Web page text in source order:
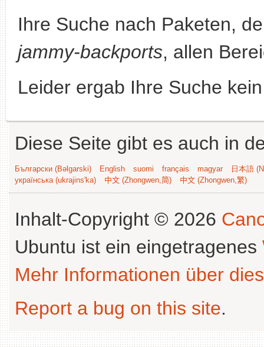
Ihre Suche nach Paketen,
jammy-backports, allen
Leider ergab Ihre Suche
Diese Seite gibt es auch in
Български (Bəlgarski) English suomi français magyar
日本語
українська (ukrajins'ka)
中文 (Zhongwen,简) 中文 (Zhongwen,繁)
Inhalt-Copyright © 2026
Ubuntu ist ein eingetragenes
Mehr Informationen über
Report a bug on this site.